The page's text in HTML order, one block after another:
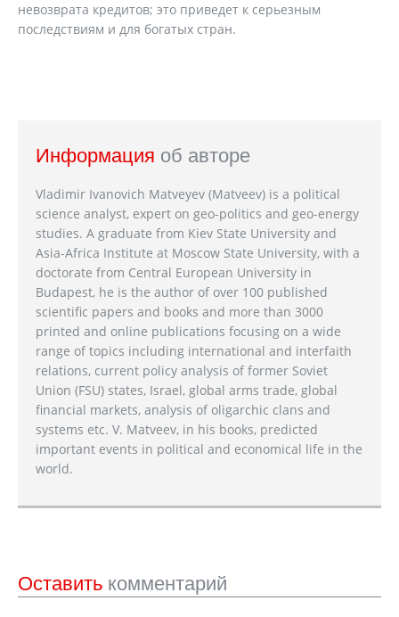
невозврата кредитов; это приведет к серьезным
последствиям и для богатых стран.
Информация об авторе
Vladimir Ivanovich Matveyev (Matveev) is a political
science analyst, expert on geo-politics and geo-energy
studies. A graduate from Kiev State University and
Asia-Africa Institute at Moscow State University, with a
doctorate from Central European University in
Budapest, he is the author of over 100 published
scientific papers and books and more than 3000
printed and online publications focusing on a wide
range of topics including international and interfaith
relations, current policy analysis of former Soviet
Union (FSU) states, Israel, global arms trade, global
financial markets, analysis of oligarchic clans and
systems etc. V. Matveev, in his books, predicted
important events in political and economical life in the
world.
Оставить комментарий